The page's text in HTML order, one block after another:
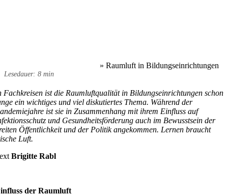
» Raumluft in Bildungseinrichtungen
Lesedauer: 8 min
Fachkreisen ist die Raumluftqualität in Bildungseinrichtungen schon
ein wichtiges und viel diskutiertes Thema. Während der
ist sie in Zusammenhang mit ihrem Einfluss auf
und Gesundheitsförderung auch im Bewusstsein der
Öffentlichkeit und der Politik angekommen. Lernen braucht
Luft.
Brigitte Rabl
der Raumluft